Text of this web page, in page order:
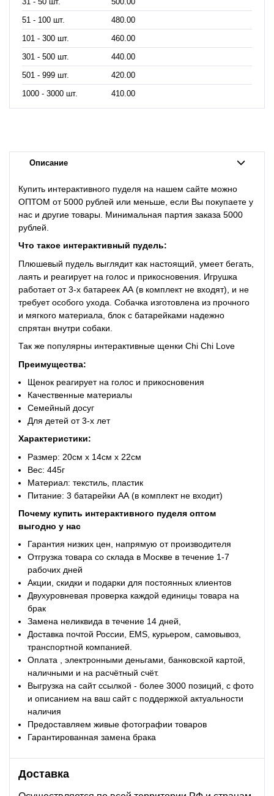
51 - 100 шт.
480.00
101 - 300 шт.
460.00
301 - 500 шт.
440.00
501 - 999 шт.
420.00
1000 - 3000 шт.
410.00
Описание
Купить интерактивного пуделя на нашем сайте можно
ОПТОМ от 5000 рублей или меньше, если Вы покупаете у
нас и другие товары. Минимальная партия заказа 5000
рублей.
Что такое интерактивный пудель:
Плюшевый пудель выглядит как настоящий, умеет бегать,
лаять и реагирует на голос и прикосновения. Игрушка
работает от 3-х батареек АА (в комплект не входят), и не
требует особого ухода. Собачка изготовлена из прочного
и мягкого материала, блок с батарейками надежно
спрятан внутри собаки.
Так же популярны интерактивные щенки Chi Chi Love
Преимущества:
Щенок реагирует на голос и прикосновения
Качественные материалы
Семейный досуг
Для детей от 3-х лет
Характеристики:
Размер: 20см х 14см х 22см
Вес: 445г
Материал: текстиль, пластик
Питание: 3 батарейки АА (в комплект не входит)
Почему купить интерактивного пуделя оптом
выгодно у нас
Гарантия низких цен, напрямую от производителя
Отгрузка товара со склада в Москве в течение 1-7
рабочих дней
Акции, скидки и подарки для постоянных клиентов
Двухуровневая проверка каждой единицы товара на
брак
Замена неликвида в течение 14 дней,
Доставка почтой России, EMS, курьером, самовывоз,
транспортной компанией.
Оплата , электронными деньгами, банковской картой,
наличными и на расчётный счёт.
Выгрузка на сайт ссылкой - более 3000 позиций, с фото
и описанием на ваш сайт с поддержкой актуальности
наличия
Предоставляем живые фотографии товаров
Гарантированная замена брака
Доставка